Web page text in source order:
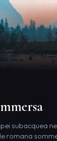
subacquea
romana